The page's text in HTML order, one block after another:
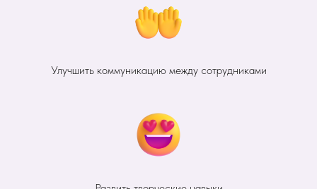
Улучшить коммуникацию между сотрудниками